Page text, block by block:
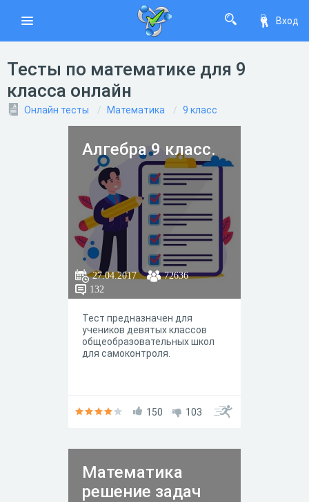
Вход
Тесты по математике для 9
класса онлайн
Онлайн тесты Математика 9 класс
Алгебра 9 класс.
27.04.2017
72636
132
Тест предназначен для
учеников девятых классов
общеобразовательных школ
для самоконтроля.
150 103
Математика
решение задач